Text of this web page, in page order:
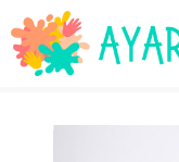
Saltar
al
contenido